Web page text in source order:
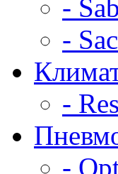
-
-
-
-